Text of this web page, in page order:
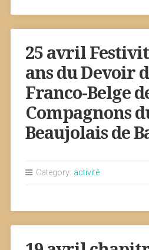
25 avril
ans du Devoir
Franco-Belge
Compagnons
Beaujolais de
Category: activité